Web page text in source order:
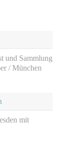
und Sammlung
/ München
mit